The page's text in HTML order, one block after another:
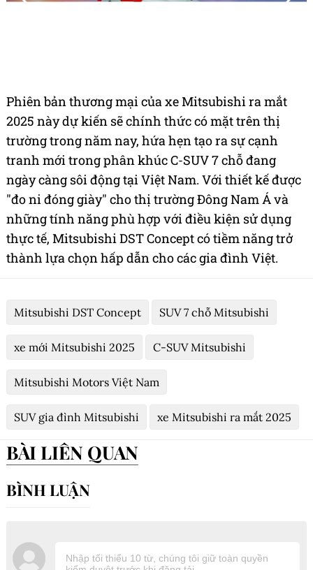
Phiên bản thương mại của xe Mitsubishi ra mắt
2025 này dự kiến sẽ chính thức có mặt trên thị
trường trong năm nay, hứa hẹn tạo ra sự cạnh
tranh mới trong phân khúc C-SUV 7 chỗ đang
ngày càng sôi động tại Việt Nam. Với thiết kế được
"đo ni đóng giày" cho thị trường Đông Nam Á và
những tính năng phù hợp với điều kiện sử dụng
thực tế, Mitsubishi DST Concept có tiềm năng trở
thành lựa chọn hấp dẫn cho các gia đình Việt.
Mitsubishi DST Concept SUV 7 chỗ Mitsubishi
xe mới Mitsubishi 2025 C-SUV Mitsubishi
Mitsubishi Motors Việt Nam
SUV gia đình Mitsubishi xe Mitsubishi ra mắt 2025
BÀI LIÊN QUAN